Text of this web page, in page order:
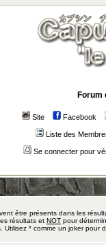
Forum
Site Facebook
Liste des
Se connecter pour
être présents dans les
résultats et NOT pour
Utilisez * comme un joker pour